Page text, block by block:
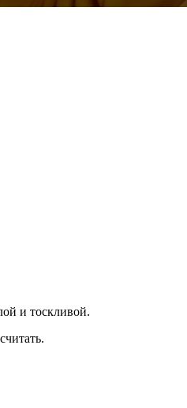
и тоскливой.